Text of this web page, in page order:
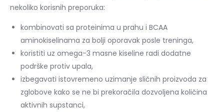
nekoliko korisnih preporuka:
kombinovati sa proteinima u prahu i BCAA
aminokiselinama za bolji oporavak posle treninga,
koristiti uz omega-3 masne kiseline radi dodatne
podrške protiv upala,
izbegavati istovremeno uzimanje sličnih proizvoda za
zglobove kako se ne bi prekoračila dozvoljena količina
aktivnih supstanci,